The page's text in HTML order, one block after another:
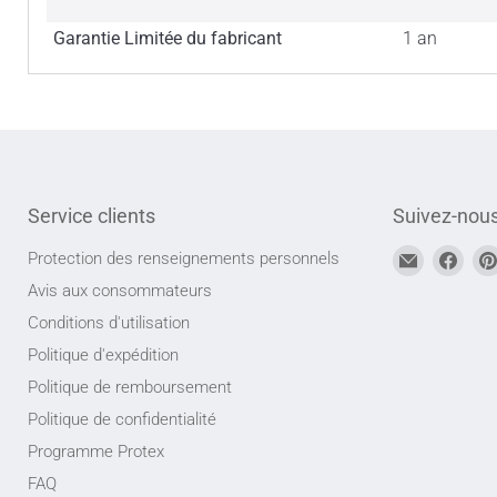
Garantie Limitée du fabricant 1 an
Service clients
Protection des renseignements personnels
Avis aux consommateurs
Conditions d'utilisation
Politique d'expédition
Politique de remboursement
Politique de confidentialité
Programme Protex
FAQ
Suivez-
Trouvez-